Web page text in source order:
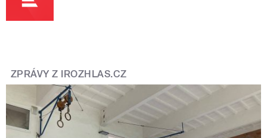
ZPRÁVY Z IROZHLAS.CZ